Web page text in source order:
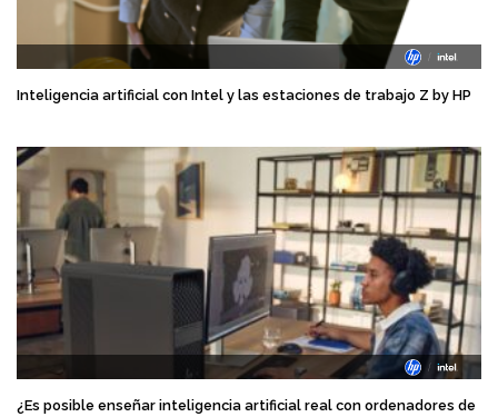
Inteligencia artificial con Intel y las estaciones de trabajo Z by HP
¿Es posible enseñar inteligencia artificial real con ordenadores de